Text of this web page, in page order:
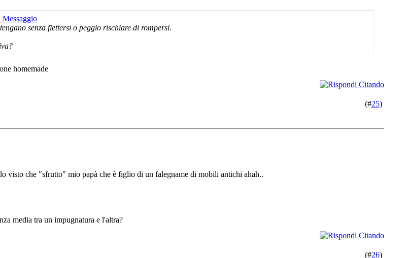
senza flettersi o peggio rischiare di rompersi.
homemade
(#25)
visto che "sfrutto" mio papà che è figlio di un falegname di mobili antichi ahah..
media tra un impugnatura e l'altra?
(#26)